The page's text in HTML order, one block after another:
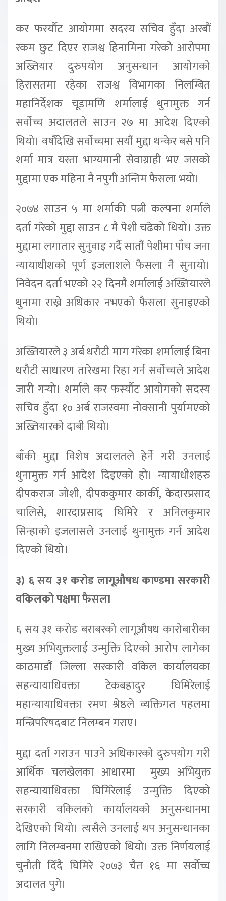
कर फर्स्यौट आयोगमा सदस्य सचिव हुँदा अरबौं
रकम छुट दिएर राजश्व हिनामिना गरेको आरोपमा
अख्तियार दुरुपयोग अनुसन्धान आयोगको
हिरासतमा रहेका राजश्व विभागका निलम्बित
महानिर्देशक चूडामणि शर्मालाई थुनामुक्त गर्न
सर्वोच्च अदालतले साउन २७ मा आदेश दिएको
थियो। वर्षौंदेखि सर्वोच्चमा सयौं मुद्दा थन्केर बसे पनि
शर्मा मात्र यस्ता भाग्यमानी सेवाग्राही भए जसको
मुद्दामा एक महिना नै नपुगी अन्तिम फैसला भयो।
२०७४ साउन ५ मा शर्माकी पत्नी कल्पना शर्माले
दर्ता गरेको मुद्दा साउन ८ मै पेशी चढेको थियो। उक्त
मुद्दामा लगातार सुनुवाइ गर्दै सातौं पेशीमा पाँच जना
न्यायाधीशको पूर्ण इजलाशले फैसला नै सुनायो।
निवेदन दर्ता भएको २२ दिनमै शर्मालाई अख्तियारले
थुनामा राख्ने अधिकार नभएको फैसला सुनाइएको
थियो।
अख्तियारले ३ अर्ब धरौटी माग गरेका शर्मालाई बिना
धरौटी साधारण तारेखमा रिहा गर्न सर्वोच्चले आदेश
जारी गर्‍यो। शर्माले कर फर्स्यौट आयोगको सदस्य
सचिव हुँदा १० अर्ब राजस्वमा नोक्सानी पुर्यामएको
अख्तियारको दाबी थियो।
बाँकी मुद्दा विशेष अदालतले हेर्ने गरी उनलाई
थुनामुक्त गर्न आदेश दिइएको हो। न्यायाधीशहरु
दीपकराज जोशी, दीपककुमार कार्की, केदारप्रसाद
चालिसे, शारदाप्रसाद घिमिरे र अनिलकुमार
सिन्हाको इजलासले उनलाई थुनामुक्त गर्न आदेश
दिएको थियो।
३) ६ सय ३१ करोड लागूऔषध काण्डमा सरकारी
वकिलको पक्षमा फैसला
६ सय ३१ करोड बराबरको लागूऔषध कारोबारीका
मुख्य अभियुक्तलाई उन्मुक्ति दिएको आरोप लागेका
काठमाडौं जिल्ला सरकारी वकिल कार्यालयका
सहन्यायाधिवक्ता टेकबहादुर घिमिरेलाई
महान्यायाधिवक्ता रमण श्रेष्ठले व्यक्तिगत पहलमा
मन्त्रिपरिषदबाट निलम्बन गराए।
मुद्दा दर्ता गराउन पाउने अधिकारको दुरुपयोग गरी
आर्थिक चलखेलका आधारमा मुख्य अभियुक्त
सहन्यायाधिवक्ता घिमिरेलाई उन्मुक्ति दिएको
सरकारी वकिलको कार्यालयको अनुसन्धानमा
देखिएको थियो। त्यसैले उनलाई थप अनुसन्धानका
लागि निलम्बनमा राखिएको थियो। उक्त निर्णयलाई
चुनौती दिँदै घिमिरे २०७३ चैत १६ मा सर्वोच्च
अदालत पुगे।